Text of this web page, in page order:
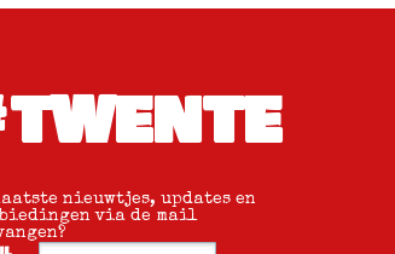
nieuwtjes, updates en
via de mail